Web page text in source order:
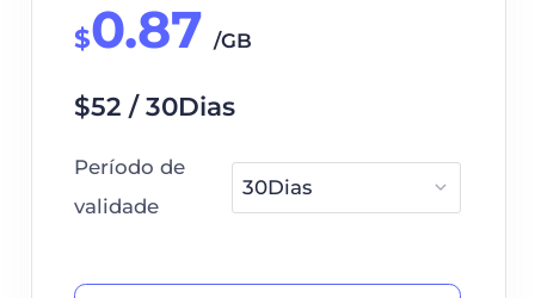
$0.87 /GB
$52 / 30Dias
Período de
validade